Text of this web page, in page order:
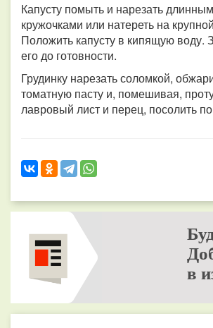
Капусту помыть и нарезать
кружочками или натереть на
Положить капусту в кипящую воду.
его до готовности.
Грудинку нарезать соломкой,
томатную пасту и, помешивая,
лавровый лист и перец, посолить
в